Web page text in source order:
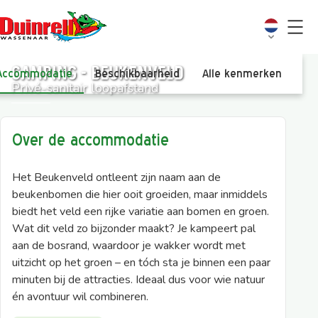
Camping - Beukenveld
Privé-sanitair loopafstand
Beschikbaarheid Alle kenmerken
Over de accommodatie
Het Beukenveld ontleent zijn naam aan de
beukenbomen die hier ooit groeiden, maar inmiddels
biedt het veld een rijke variatie aan bomen en groen.
Wat dit veld zo bijzonder maakt? Je kampeert pal
aan de bosrand, waardoor je wakker wordt met
uitzicht op het groen – en tóch sta je binnen een paar
minuten bij de attracties. Ideaal dus voor wie natuur
én avontuur wil combineren.